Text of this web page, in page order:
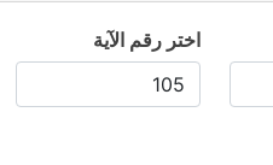
اختر رقم الآية